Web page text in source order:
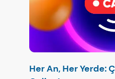
Her An, Her Yerde: